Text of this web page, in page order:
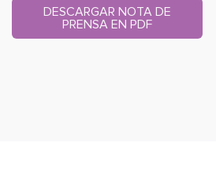
DESCARGAR NOTA DE
PRENSA EN PDF